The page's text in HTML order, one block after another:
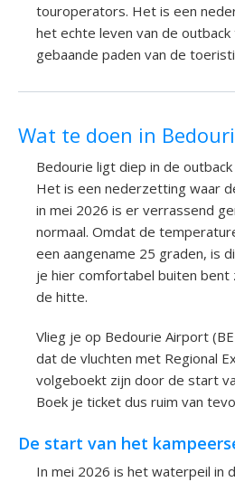
touroperators. Het is een
het echte leven van de
gebaande paden van de
Wat te doen in
Bedourie ligt diep in de
Het is een nederzetting waar
in mei 2026 is er verrassend
normaal. Omdat de
een aangename 25 graden, is
je hier comfortabel buiten
de hitte.
Vlieg je op Bedourie Airport
dat de vluchten met Regional
volgeboekt zijn door de start
Boek je ticket dus ruim van
De start van het
In mei 2026 is het waterpeil in